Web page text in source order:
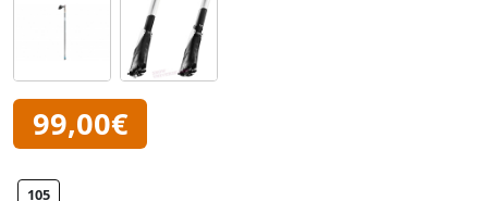
99,00€
105